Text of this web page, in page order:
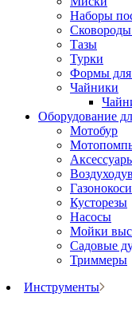
Наборы
Тазы
Турки
Формы для
Чайники
Оборудование
Мотобур
Кусторезы
Насосы
Мойки
Садовые
Триммеры
Инструменты